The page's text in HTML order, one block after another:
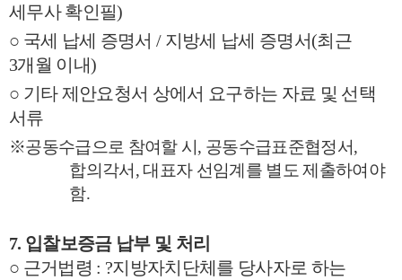
세무사 확인필)
○ 국세 납세 증명서/ 지방세 납세 증명서(최근
3개월 이내)
○ 기타 제안요청서 상에서 요구하는 자료 및 선택
서류
※공동수급으로 참여할 시, 공동수급표준협정서,
합의각서, 대표자 선임계를 별도 제출하여야
함.
7. 입찰보증금 납부 및 처리
○ 근거법령 : ?지방자치단체를 당사자로 하는